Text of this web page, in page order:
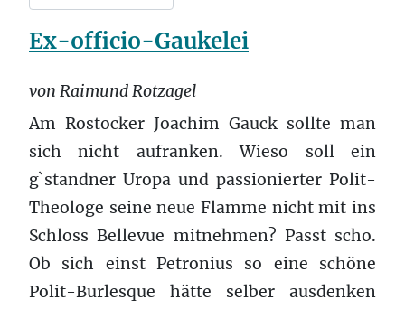
Ex-officio-Gaukelei
von Raimund Rotzagel
Am Rostocker Joachim Gauck sollte man
sich nicht aufranken. Wieso soll ein
g`standner Uropa und passionierter Polit-
Theologe seine neue Flamme nicht mit ins
Schloss Bellevue mitnehmen? Passt scho.
Ob sich einst Petronius so eine schöne
Polit-Burlesque hätte selber ausdenken